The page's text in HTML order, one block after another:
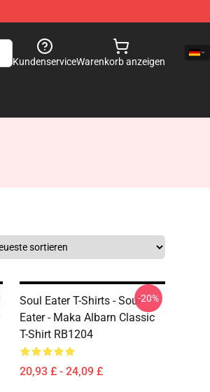
KundenserviceWarenkorb anzeigen
Soul Eater T-Shirts - Soul
Eater - Maka Albarn Classic
T-Shirt RB1204
20,93 £ - 24,09 £
-20%